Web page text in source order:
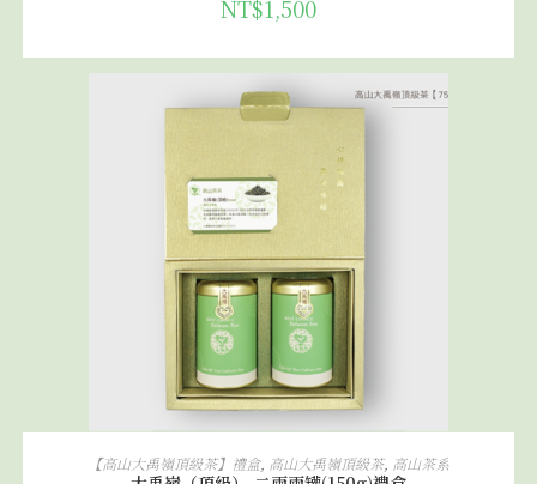
NT$1,500
加入購物車
【高山大禹嶺頂級茶】禮盒, 高山大禹嶺頂級茶, 高山茶系